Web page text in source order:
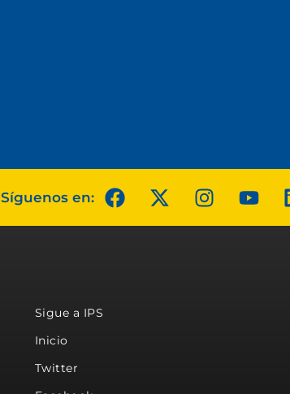
Síguenos en:
Sigue a IPS
Inicio
Twitter